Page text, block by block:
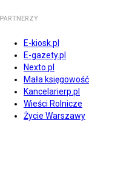
PARTNERZY
E-kiosk.pl
E-gazety.pl
Nexto.pl
Mała księgowość
Kancelarierp.pl
Wieści Rolnicze
Życie Warszawy